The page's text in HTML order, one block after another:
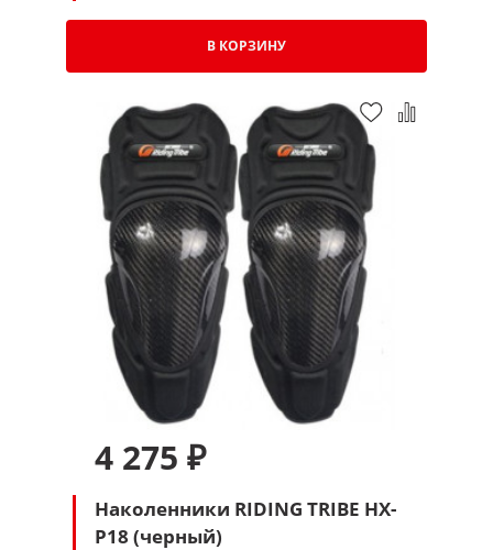
В КОРЗИНУ
4 275 ₽
Наколенники RIDING TRIBE HX-
P18 (черный)